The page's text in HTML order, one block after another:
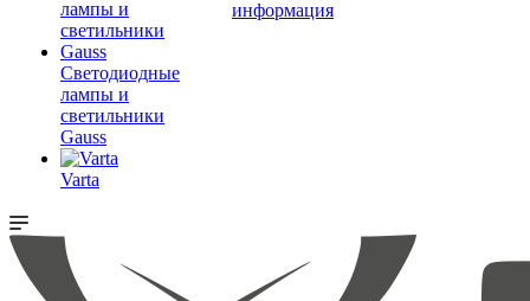
Светодиодные
лампы и
светильники
Gauss
Varta
информация